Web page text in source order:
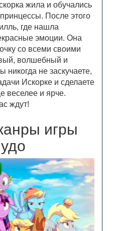
жила и обучались
После этого
где нашла
эмоции. Она
со всеми своими
волшебный и
не заскучаете,
Искорке и сделаете
веселее и ярче.
ждут!
игры